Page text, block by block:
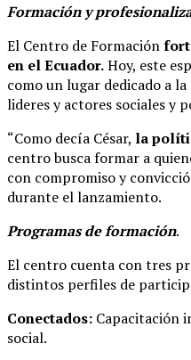
Formación y
El Centro de Formación
en el Ecuador.Hoy, este
como un lugar dedicado a
lideres y actores sociales y
“Como decía César, la
centro busca formar a
con compromiso y
durante el lanzamiento.
Programas de formación.
El centro cuenta con tres
distintos perfiles de
Conectados: Capacitación
social.